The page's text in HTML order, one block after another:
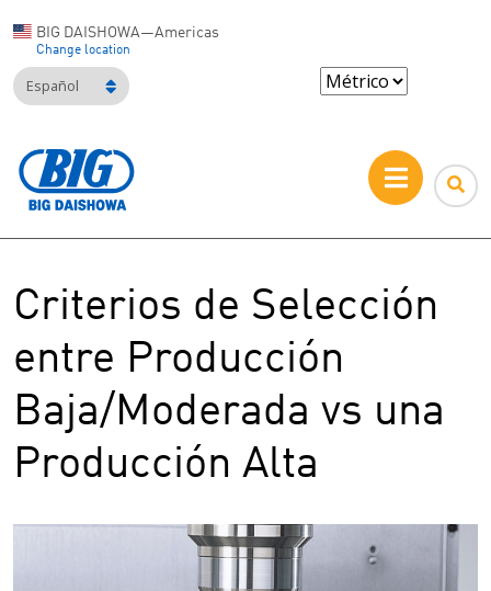
BIG DAISHOWA—Americas
Change location
Español
Criterios de Selección
entre Producción
Baja/Moderada vs una
Producción Alta